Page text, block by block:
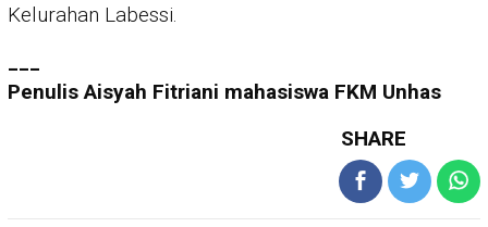
Kelurahan Labessi.
Penulis Aisyah Fitriani mahasiswa FKM Unhas
SHARE